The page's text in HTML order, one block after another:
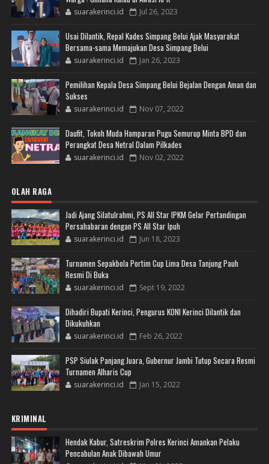
suarakerinci.id Jul 26, 2023
Usai Dilantik, Repal Kades Simpang Belui Ajak Masyarakat
Bersama-sama Memajukan Desa Simpang Belui
suarakerinci.id Jan 26, 2023
Pemilihan Kepala Desa Simpang Belui Bejalan Dengan Aman dan
Sukses
suarakerinci.id Nov 07, 2022
Daufit, Tokoh Muda Hamparan Pugu Semurup Minta BPD dan
Perangkat Desa Netral Dalam Pilkades
suarakerinci.id Nov 02, 2022
OLAH RAGA
Jadi Ajang Silatulrahmi, PS All Star IPKM Gelar Pertandingan
Persahabaran dengan PS All Star Ipuh
suarakerinci.id Jun 18, 2023
Turnamen Sepakbola Portim Cup Lima Desa Tanjung Pauh
Resmi Di Buka
suarakerinci.id Sept 19, 2022
Dihadiri Bupati Kerinci, Pengurus KONI Kerinci Dilantik dan
Dikukuhkan
suarakerinci.id Feb 26, 2022
PSP Siulak Panjang Juara, Gubernur Jambi Tutup Secara Resmi
Turnamen Alharis Cup
suarakerinci.id Jan 15, 2022
KRIMINAL
Hendak Kabur, Satreskrim Polres Kerinci Amankan Pelaku
Pencabulan Anak Dibawah Umur